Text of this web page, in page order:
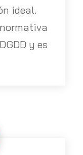
ideal.
y es